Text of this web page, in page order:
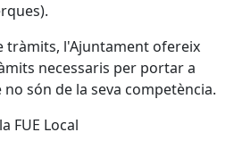
tràmits, l'Ajuntament ofereix
necessaris per portar a
són de la seva competència.
FUE Local